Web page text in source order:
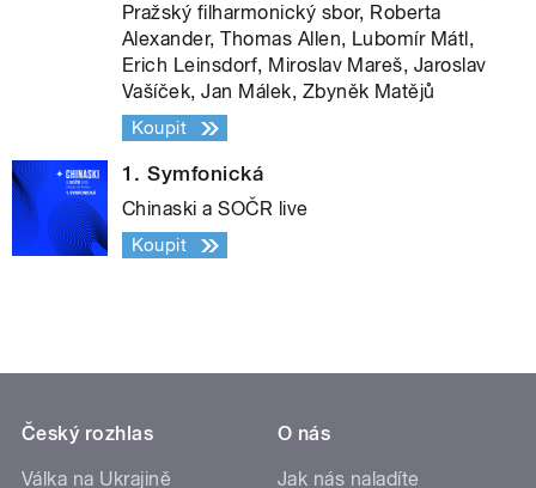
Pražský filharmonický sbor, Roberta
Alexander, Thomas Allen, Lubomír Mátl,
Erich Leinsdorf, Miroslav Mareš, Jaroslav
Vašíček, Jan Málek, Zbyněk Matějů
Koupit
1. Symfonická
Chinaski a SOČR live
Koupit
Český rozhlas
Válka na Ukrajině
O nás
Jak nás naladíte